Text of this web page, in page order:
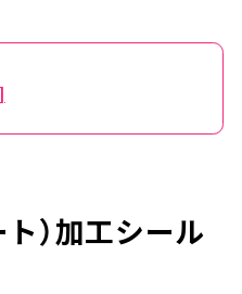
）加工シール